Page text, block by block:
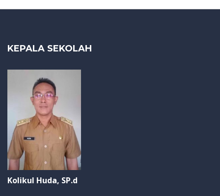
KEPALA SEKOLAH
Kolikul Huda, SP.d